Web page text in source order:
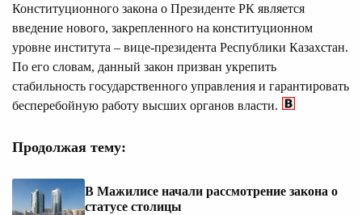
Конституционного закона о Президенте РК является
введение нового, закрепленного на конституционном
уровне института – вице-президента Республики Казахстан.
По его словам, данный закон призван укрепить
стабильность государственного управления и гарантировать
бесперебойную работу высших органов власти.
Продолжая тему:
В Мажилисе начали рассмотрение закона о
статусе столицы